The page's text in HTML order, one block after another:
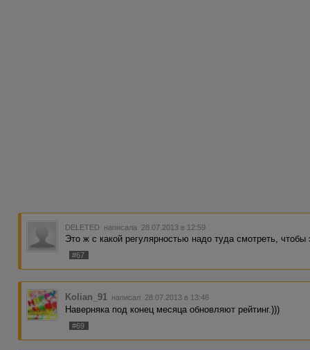
DELETED написала 28.07.2013 в 12:59
Это ж с какой регулярностью надо туда смотреть, чтобы
#67
Kolian_91 написал 28.07.2013 в 13:46
Наверняка под конец месяца обновляют рейтинг.)))
#69